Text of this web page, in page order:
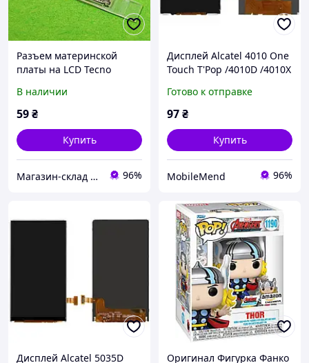
Разъем материнской
платы на LCD Tecno
LTE, Pova - 2*25 pin
В наличии
59₴
Купить
Магазин-склад "Mobile 112" - запчасти для телефонов и планшетов. Доставка по Украине 96%
Дисплей Alcatel 4010 One
Touch T'Pop /4010D /4010X
/Vodafone Smart mini
(Vodafone 875), 25 pin
Готово к отправке
97₴
Купить
MobileMend 96%
Дисплей Alcatel 5035D Оригинал Фигурка Фанко